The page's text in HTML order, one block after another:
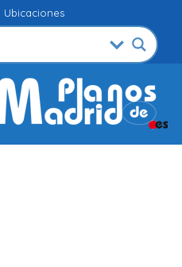
Ubicaciones